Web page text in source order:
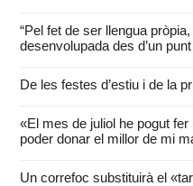
“Pel fet de ser llengua
desenvolupada des d’un
De les festes d’estiu i de la
«El mes de juliol he pogut
poder donar el millor de mi
Un correfoc substituirà el